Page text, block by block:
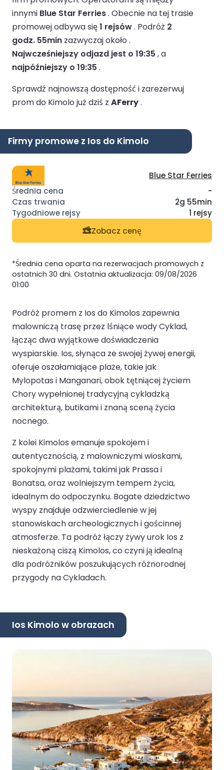
innymi Blue Star Ferries. Obecnie na tej trasie
promowej odbywa się1 rejsów. Podróż 2
godz. 55min zazwyczaj około .
Najwcześniejszy odjazd jest o 19:35 , a
najpóźniejszy o 19:35 .
Sprawdź najnowszą dostępność i zarezerwuj
prom do Kimolo już dziś z AFerry.
Firmy promowe z Ios do Kimolo
Blue Star Ferries
-
2g 55min
1 rejsy
Zobacz cenę
*Średnia cena oparta na rezerwacjach promowych z
ostatnich 30 dni. Ostatnia aktualizacja: 09/08/2026
01:00
Podróż promem z Ios do Kimolos zapewnia
malowniczą trasę przez lśniące wody Cyklad,
łącząc dwa wyjątkowe doświadczenia
wyspiarskie. Ios, słynąca ze swojej żywej energii,
oferuje oszałamiające plaże, takie jak
Mylopotas i Manganari, obok tętniącej życiem
Chory wypełnionej tradycyjną cykladzką
architekturą, butikami i znaną sceną życia
nocnego.
Z kolei Kimolos emanuje spokojem i
autentycznością, z malowniczymi wioskami,
spokojnymi plażami, takimi jak Prassa i
Bonatsa, oraz wolniejszym tempem życia,
idealnym do odpoczynku. Bogate dziedzictwo
wyspy znajduje odzwierciedlenie w jej
stanowiskach archeologicznych i gościnnej
atmosferze. Ta podróż łączy żywy urok Ios z
nieskażoną ciszą Kimolos, co czyni ją idealną
dla podróżników poszukujących różnorodnej
przygody na Cykladach.
Ios Kimolo w obrazach